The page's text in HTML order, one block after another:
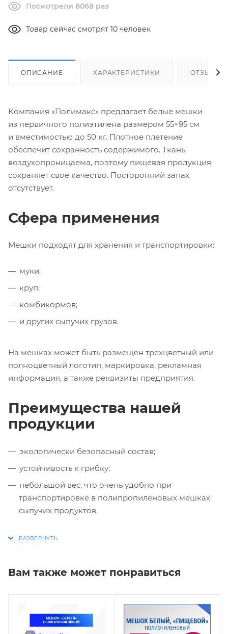
Посмотрели 8068 раз
Товар сейчас смотрят 10 человек
ОПИСАНИЕ ХАРАКТЕРИСТИКИ ОТЗЫВЫ
Компания «Полимакс» предлагает белые мешки
из первичного полиэтилена размером 55×95 см
и вместимостью до 50 кг. Плотное плетение
обеспечит сохранность содержимого. Ткань
воздухопроницаема, поэтому пищевая продукция
сохраняет свое качество. Посторонний запах
отсутствует.
Сфера применения
Мешки подходят для хранения и транспортировки:
муки;
круп;
комбикормов;
и других сыпучих грузов.
На мешках может быть размещен трехцветный или
полноцветный логотип, маркировка, рекламная
информация, а также реквизиты предприятия.
Преимущества нашей
продукции
экологически безопасный состав;
устойчивость к грибку;
небольшой вес, что очень удобно при
транспортировке в полипропиленовых мешках
сыпучих продуктов.
Вам также может понравиться